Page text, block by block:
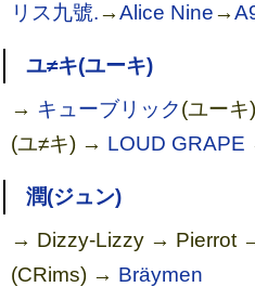
リス九號.→Alice Nine→
ユ≠キ(ユーキ)
→ キューブリック(ユー
(ユ≠キ) → LOUD GRAPE
潤(ジュン)
→ Dizzy-Lizzy → Pierrot
(CRims) → Bräymen